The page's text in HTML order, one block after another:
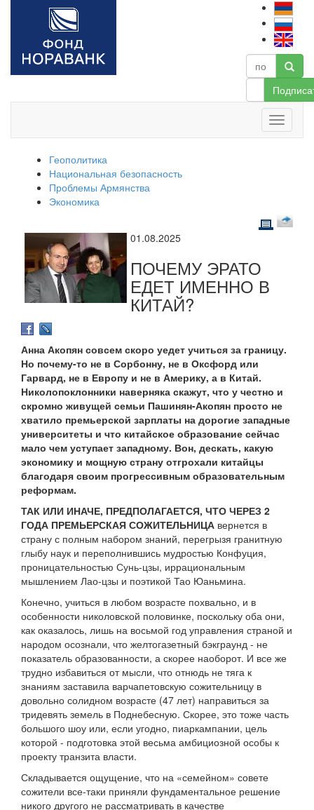
Геополитика
Национальная безопасность
Проблемы Армянства
Экономика
01.08.2025
ПОЧЕМУ ЭРАТО
ЕДЕТ ИМЕННО В
КИТАЙ?
Анна Акопян совсем скоро уедет учиться за границу.
Но почему-то не в Сорбонну, не в Оксфорд или
Гарвард, не в Европу и не в Америку, а в Китай.
Николопоклонники наверняка скажут, что у честно и
скромно живущей семьи Пашинян-Акопян просто не
хватило премьерской зарплаты на дорогие западные
университеты и что китайское образование сейчас
мало чем уступает западному. Вон, дескать, какую
экономику и мощную страну отгрохали китайцы
благодаря своим прогрессивным образовательным
реформам.
ТАК ИЛИ ИНАЧЕ, ПРЕДПОЛАГАЕТСЯ, ЧТО ЧЕРЕЗ 2
ГОДА ПРЕМЬЕРСКАЯ СОЖИТЕЛЬНИЦА вернется в
страну с полным набором знаний, перегрызя гранитную
глыбу наук и переполнившись мудростью Конфуция,
проницательностью Сунь-цзы, иррациональным
мышлением Лао-цзы и поэтикой Тао Юаньмина.
Конечно, учиться в любом возрасте похвально, и в
особенности николовской половинке, поскольку оба они,
как оказалось, лишь на восьмой год управления страной и
народом осознали, что желтогазетный бэкграунд - не
показатель образованности, а скорее наоборот. И все же
трудно избавиться от мысли, что отнюдь не тяга к
знаниям заставила варчапетовскую сожительницу в
довольно солидном возрасте (47 лет) направиться за
тридевять земель в Поднебесную. Скорее, это тоже часть
большого шоу или, если угодно, пиаркампании, цель
которой - подготовка этой весьма амбициозной особы к
проекту транзита власти.
Складывается ощущение, что на «семейном» совете
сожители все-таки приняли фундаментальное решение
никого другого не рассматривать в качестве